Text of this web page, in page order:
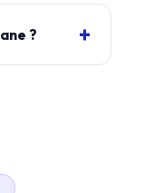
?